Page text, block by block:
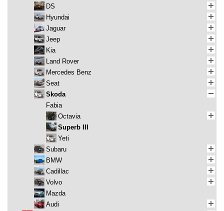
DS
Hyundai
Jaguar
Jeep
Kia
Land Rover
Mercedes Benz
Seat
Skoda
Fabia
Octavia
Superb III
Yeti
Subaru
BMW
Cadillac
Volvo
Mazda
Audi